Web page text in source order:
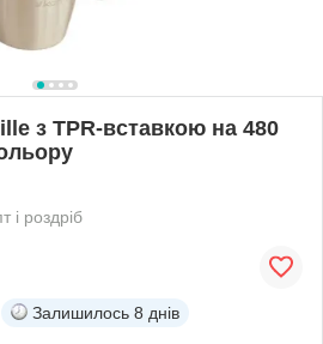
з TPR-вставкою на 480
і роздріб
Залишилось 8 днів